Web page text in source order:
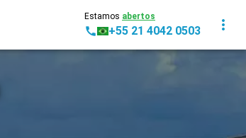
Estamos abertos
+55 21 4042 0503